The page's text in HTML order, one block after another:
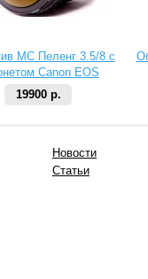
МС Пеленг 3.5/8 с
Canon EOS
19900 р.
Новости
Статьи